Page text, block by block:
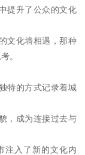
提升了公众的文化
文化墙相遇，那种
。
特的方式记录着城
，成为连接过去与
注入了新的文化内